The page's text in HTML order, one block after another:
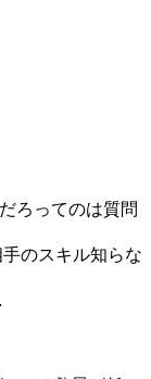
ろってのは質問
のスキル知らな